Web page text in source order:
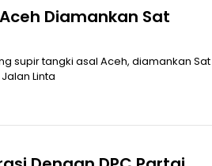
Diamankan Sat
Linta